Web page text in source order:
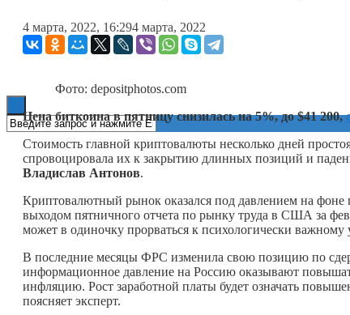
ESG
4 марта, 2022, 16:294 марта, 2022
Фото: depositphotos.com
Цена биткоина в пятницу снизилась на 5%, до $41 200,
Стоимость главной криптовалюты несколько дней
спровоцировала их к закрытию длинных позиций и
Владислав Антонов.
Криптовалютный рынок оказался под давлением на
выходом пятничного отчета по рынку труда в США за
может в одиночку прорваться к психологически
В последние месяцы ФРС изменила свою позицию по
информационное давление на Россию оказывают
инфляцию. Рост заработной платы будет означать
поясняет эксперт.